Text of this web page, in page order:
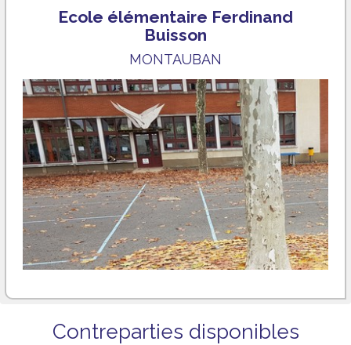
Ecole élémentaire Ferdinand
Buisson
MONTAUBAN
Contreparties disponibles